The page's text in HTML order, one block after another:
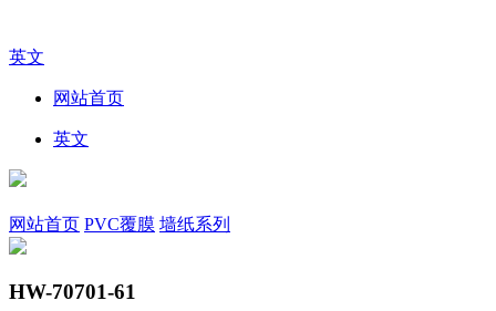
英文
网站首页
英文
网站首页 PVC覆膜 墙纸系列
HW-70701-61